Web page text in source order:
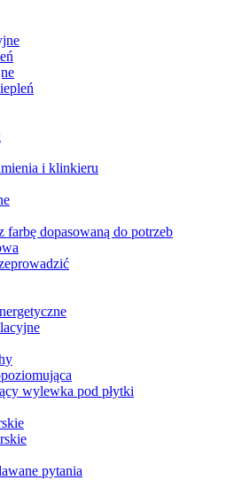
i klinkieru
farbę dopasowaną do potrzeb
wylewka pod płytki
pytania